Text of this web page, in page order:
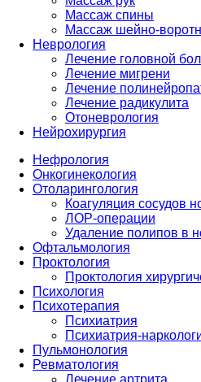
Массаж спины
Массаж шейно-
Неврология
Лечение головной
Лечение мигрени
Лечение
Лечение радикулита
Отоневрология
Нейрохирургия
Нефрология
Онкогинекология
Отоларингология
Коагуляция сосудов
ЛОР-операции
Удаление полипов в
Офтальмология
Проктология
Проктология
Психология
Психотерапия
Психиатрия
Психиатрия-
Пульмонология
Ревматология